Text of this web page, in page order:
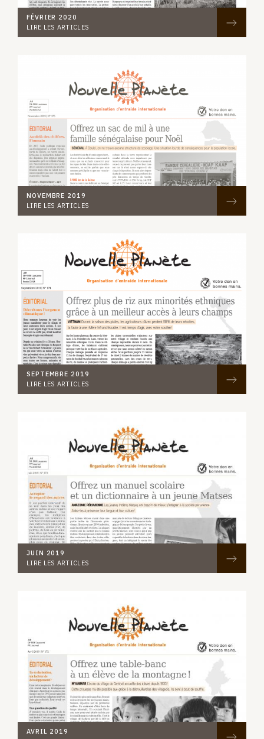
FÉVRIER 2020
LIRE LES ARTICLES
NOVEMBRE 2019
LIRE LES ARTICLES
SEPTEMBRE 2019
LIRE LES ARTICLES
JUIN 2019
LIRE LES ARTICLES
AVRIL 2019